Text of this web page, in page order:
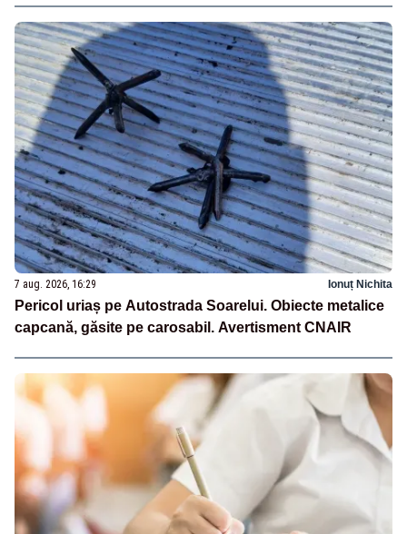
7 aug. 2026, 16:29 Ionuț Nichita
Pericol uriaș pe Autostrada Soarelui. Obiecte metalice
capcană, găsite pe carosabil. Avertisment CNAIR